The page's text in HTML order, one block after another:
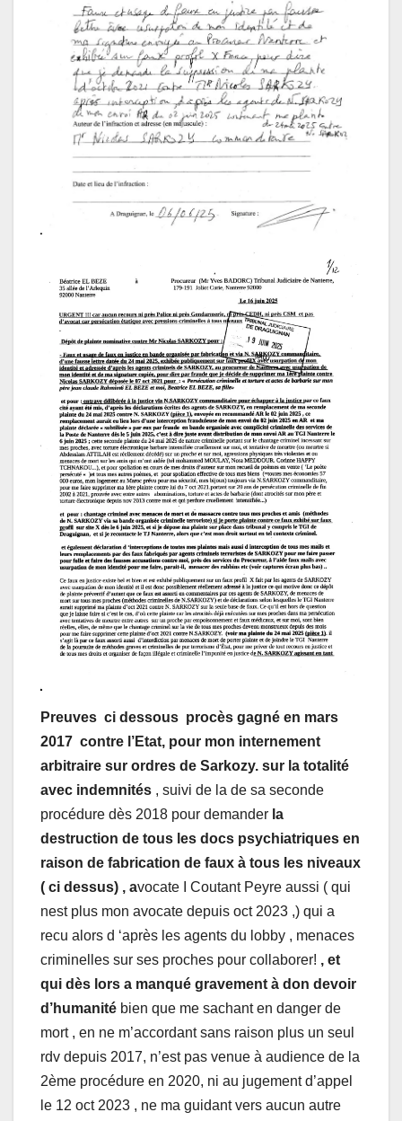
Preuves ci dessous procès gagné en mars
2017 contre l’Etat, pour mon internement
arbitraire sur ordres de Sarkozy. sur la totalité
avec indemnités , suivi de la de sa seconde
procédure dès 2018 pour demander la
destruction de tous les docs psychiatriques en
raison de fabrication de faux à tous les niveaux
( ci dessus) , avocate I Coutant Peyre aussi ( qui
nest plus mon avocate depuis oct 2023 ,) qui a
recu alors d ‘après les agents du lobby , menaces
criminelles sur ses proches pour collaborer! , et
qui dès lors a manqué gravement à don devoir
d’humanité bien que me sachant en danger de
mort , en ne m’accordant sans raison plus un seul
rdv depuis 2017, n’est pas venue à audience de la
2ème procédure en 2020, ni au jugement d’appel
le 12 oct 2023 , ne ma guidant vers aucun autre